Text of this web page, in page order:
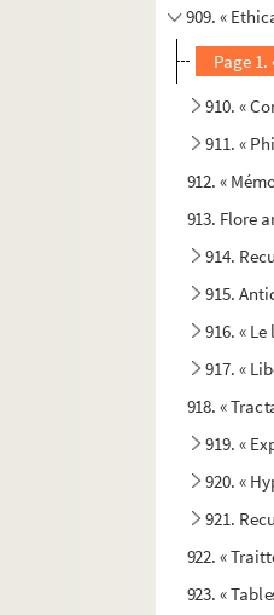
909. «
Page
910. «
911. «
912. «
913. Flore
914.
915.
916. «
917. «
918. «
919. «
920. «
921.
922. «
923. «